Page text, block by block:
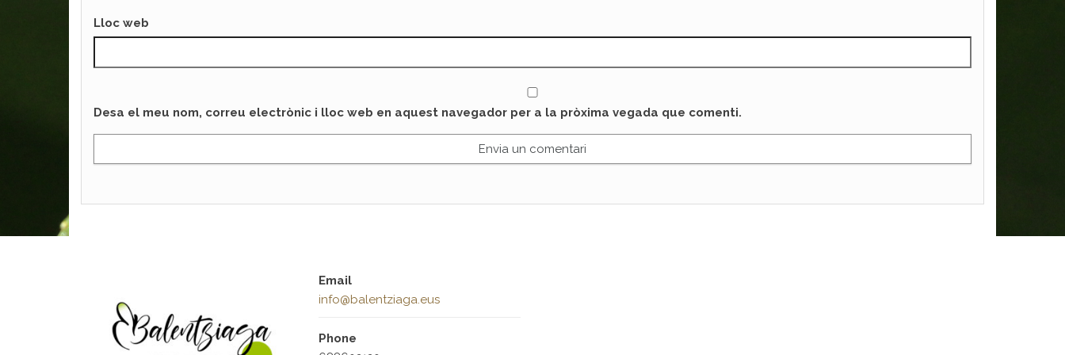
Lloc web
Desa el meu nom, correu electrònic i lloc web en aquest navegador per a la pròxima vegada que comenti.
Email
info@balentziaga.eus
Phone